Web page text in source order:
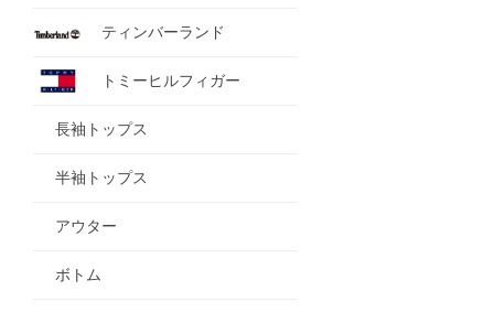
ティンバーランド
トミーヒルフィガー
長袖トップス
半袖トップス
アウター
ボトム